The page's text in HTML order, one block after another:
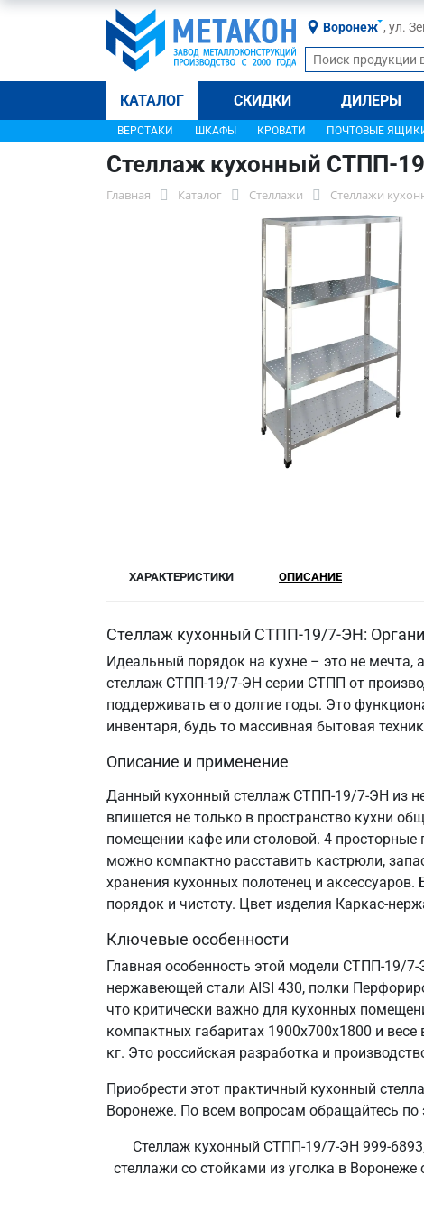
Воронеж , ул.
КАТАЛОГ СКИДКИ ДИЛЕРЫ
ВЕРСТАКИ ШКАФЫ КРОВАТИ ПОЧТОВЫЕ
Стеллаж кухонный СТПП-
Главная Каталог Стеллажи Стеллажи
ХАРАКТЕРИСТИКИ ОПИСАНИЕ
Стеллаж кухонный СТПП-19/7-ЭН:
Идеальный порядок на кухне – это не
стеллаж СТПП-19/7-ЭН серии СТПП от
поддерживать его долгие годы. Это
инвентаря, будь то массивная бытовая
Описание и применение
Данный кухонный стеллаж СТПП-19/7-ЭН из
впишется не только в пространство кухни
помещении кафе или столовой. 4 просторные
можно компактно расставить кастрюли,
хранения кухонных полотенец и
порядок и чистоту. Цвет изделия Каркас-
Ключевые особенности
Главная особенность этой модели СТПП-19/
нержавеющей стали AISI 430, полки
что критически важно для кухонных
компактных габаритах 1900х700х1800 и
кг. Это российская разработка и
Приобрести этот практичный кухонный
Воронеже. По всем вопросам обращайтесь по
Стеллаж кухонный СТПП-19/7-ЭН 999-
стеллажи со стойками из уголка в Воронеже